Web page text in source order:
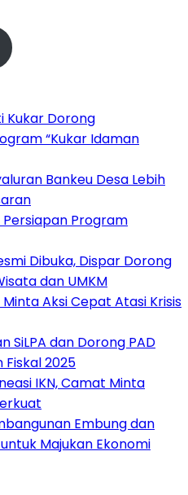
Kukar Dorong
“Kukar Idaman
Bankeu Desa Lebih
Program
Dibuka, Dispar Dorong
dan UMKM
Aksi Cepat Atasi Krisis
SiLPA dan Dorong PAD
2025
IKN, Camat Minta
Embung dan
Majukan Ekonomi